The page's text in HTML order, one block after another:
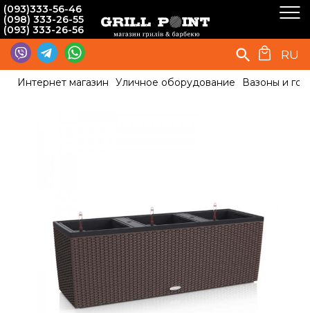
(093)333-56-46
(098) 333-26-55
(093) 333-26-56
RU
Интернет магазин Уличное оборудование Вазоны и